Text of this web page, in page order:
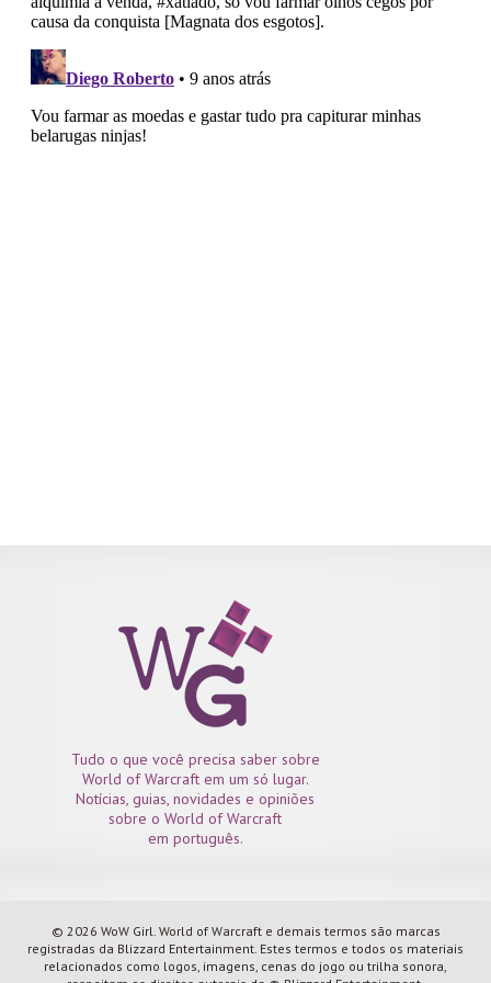
Tudo o que você precisa saber sobre
World of Warcraft em um só lugar.
Notícias, guias, novidades e opiniões
sobre o World of Warcraft
em português.
© 2026 WoW Girl. World of Warcraft e demais termos são marcas
registradas da Blizzard Entertainment. Estes termos e todos os materiais
relacionados como logos, imagens, cenas do jogo ou trilha sonora,